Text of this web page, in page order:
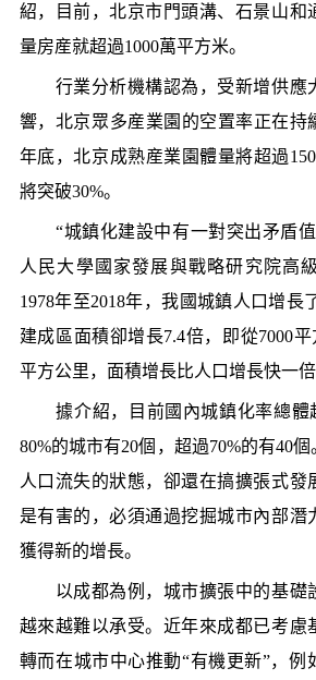
紹，目前，北京市門頭溝、石景山和
量房産就超過1000萬平方米。
行業分析機構認為，受新增供應
響，北京眾多産業園的空置率正在持
年底，北京成熟産業園體量將超過
將突破30%。
“城鎮化建設中有一對突出矛盾值
人民大學國家發展與戰略研究院高
1978年至2018年，我國城鎮人口增長
建成區面積卻增長7.4倍，即從7000
平方公里，面積增長比人口增長快一倍
據介紹，目前國內城鎮化率總體
80%的城市有20個，超過70%的有40
人口流失的狀態，卻還在搞擴張式發
是有害的，必須通過挖掘城市內部潛
獲得新的增長。
以成都為例，城市擴張中的基礎
越來越難以承受。近年來成都已考慮
轉而在城市中心推動“有機更新”，例